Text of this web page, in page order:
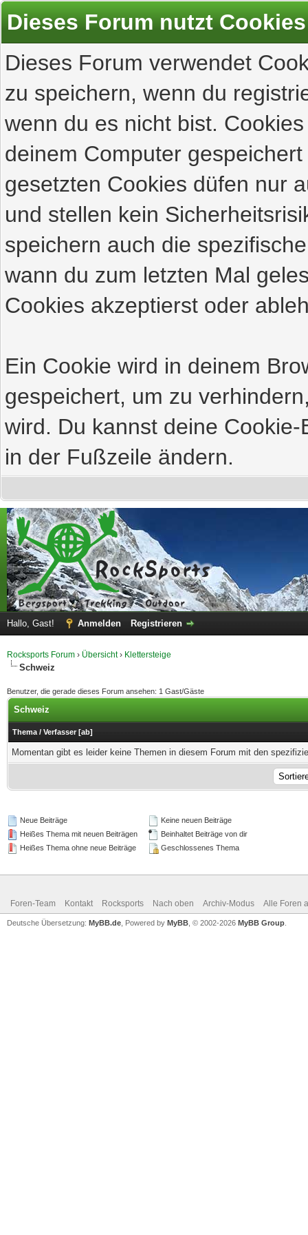
Dieses Forum nutzt Cookies
Dieses Forum verwendet
zu speichern, wenn du
wenn du es nicht bist.
deinem Computer
gesetzten Cookies düfen nur
und stellen kein
speichern auch die
wann du zum letzten Mal
Cookies akzeptierst oder
Ein Cookie wird in deinem
gespeichert, um zu
wird. Du kannst deine
in der Fußzeile ändern.
Hallo, Gast! Anmelden Registrieren
Rocksports Forum › Übersicht› Klettersteige
Schweiz
Benutzer, die gerade dieses Forum ansehen: 1 Gast/Gäste
Schweiz
Thema / Verfasser [ab]
Momentan gibt es leider keine Themen in diesem Forum mit den
Neue Beiträge
Heißes Thema mit neuen Beiträgen
Heißes Thema ohne neue Beiträge
Keine neuen Beiträge
Beinhaltet Beiträge von dir
Geschlossenes Thema
Foren-Team Kontakt Rocksports Nach oben Archiv-Modus Alle Foren
Deutsche Übersetzung: MyBB.de , Powered by MyBB , © 2002-2026 MyBB Group